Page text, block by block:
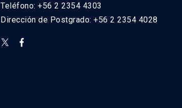
Teléfono: +56 2 2354 4303
Dirección de Postgrado: +56 2 2354 4028